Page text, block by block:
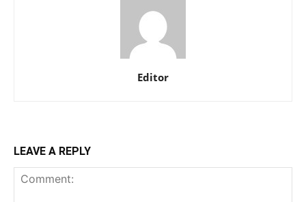
Editor
LEAVE A REPLY